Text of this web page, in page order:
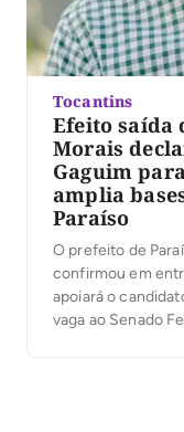
Tocantins
Efeito saída
Morais
Gaguim
amplia
Paraíso
O prefeito de
confirmou em
apoiará o
vaga ao Senado